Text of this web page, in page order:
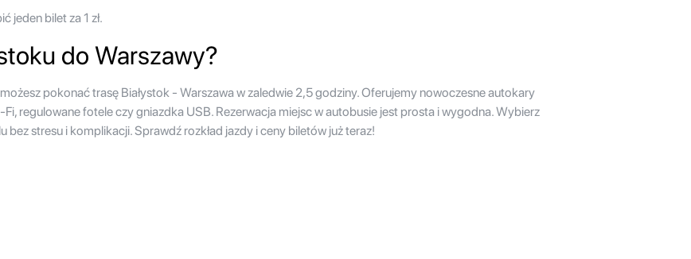
jeden bilet za 1 zł.
do Warszawy?
pokonać trasę Białystok - Warszawa w zaledwie 2,5 godziny. Oferujemy nowoczesne autokary
regulowane fotele czy gniazdka USB. Rezerwacja miejsc w autobusie jest prosta i wygodna. Wybierz
stresu i komplikacji. Sprawdź rozkład jazdy i ceny biletów już teraz!